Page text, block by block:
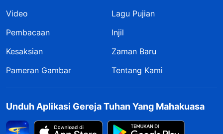
Video
Lagu Pujian
Pembacaan
Injil
Kesaksian
Zaman Baru
Pameran Gambar
Tentang Kami
Unduh Aplikasi Gereja Tuhan Yang Mahakuasa